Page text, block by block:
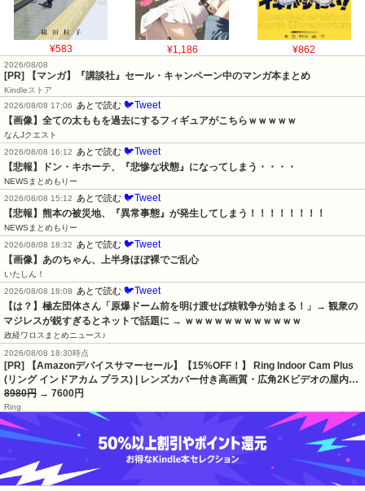
¥583 ¥1,186 ¥862
2026/08/08
[PR] 【マンガ】『講談社』セール・キャンペーン中のマンガ本まとめ
Kindleストア
2026/08/08 17:06
あとで読む 🐦Tweet
【画像】全ての太ももを過去にするフィギュアがこちらｗｗｗｗｗ
なんJクエスト
2026/08/08 16:12
あとで読む 🐦Tweet
【悲報】ドン・キホーテ、『悲惨な状態』になってしまう・・・・
NEWSまとめもりー
2026/08/08 15:12
あとで読む 🐦Tweet
【悲報】熊本の被災地、『異常事態』が発生してしまう！！！！！！！！
NEWSまとめもりー
2026/08/08 18:32
あとで読む 🐦Tweet
【画像】あのちゃん、上半身ほぼ裸でご乱心
いたしん！
2026/08/08 18:08
あとで読む 🐦Tweet
【は？】極左団体さん「原爆ドーム前を明け渡せば核戦争が始まる！」→ 観衆の
マジレスが鋭すぎるとネットで話題に → ｗｗｗｗｗｗｗｗｗｗｗｗ
政経ワロスまとめニュース♪
2026/08/08 18:30時点
[PR] 【Amazonデバイスサマーセール】【15%OFF！】 Ring Indoor Cam Plus
(リング インドアカム プラス) | レンズカバー付き高画質・広角2Kビデオの屋内…
8980円 → 7600円
Ring